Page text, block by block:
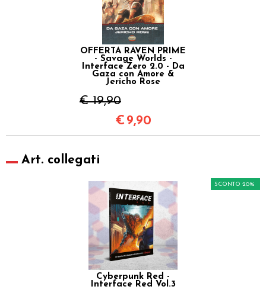
OFFERTA RAVEN PRIME
- Savage Worlds -
Interface Zero 2.0 - Da
Gaza con Amore &
Jericho Rose
€ 19,90
€ 9,90
Art. collegati
Cyberpunk Red -
Interface Red Vol.3
SCONTO 20%